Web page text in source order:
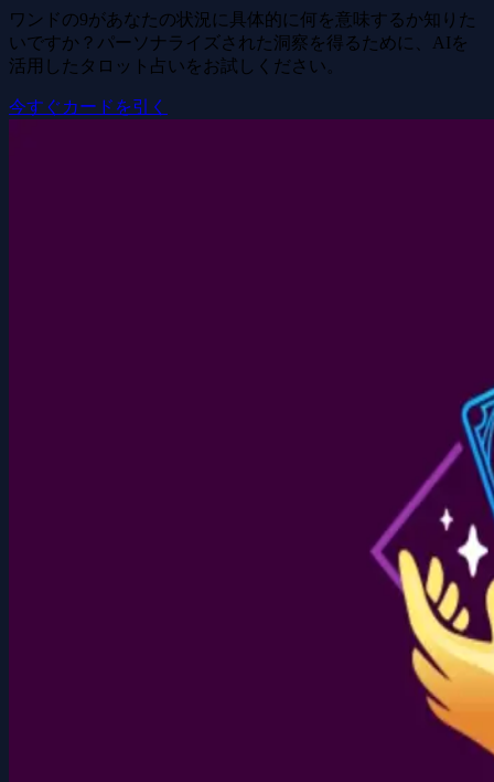
ワンドの9があなたの状況に具体的に何を意味するか知りた
いですか？パーソナライズされた洞察を得るために、AIを
活用したタロット占いをお試しください。
今すぐカードを引く